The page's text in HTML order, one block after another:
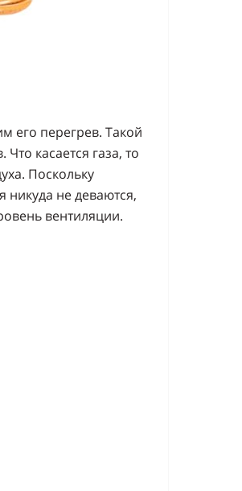
его перегрев. Такой
касается газа, то
Поскольку
никуда не деваются,
вентиляции.